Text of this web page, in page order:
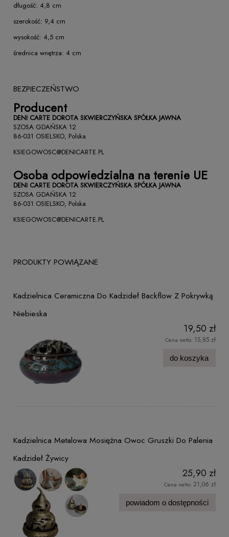
długość: 4,8 cm
szerokość: 9,4 cm
wysokość: 4,5 cm
średnica wnętrza: 4 cm
BEZPIECZEŃSTWO
Producent
DENI CARTE DOROTA SKWIERCZYŃSKA SPÓŁKA JAWNA
SZOSA GDAŃSKA 12
86-031 OSIELSKO, Polska
KSIEGOWOSC@DENICARTE.PL
Osoba odpowiedzialna na terenie UE
DENI CARTE DOROTA SKWIERCZYŃSKA SPÓŁKA JAWNA
SZOSA GDAŃSKA 12
86-031 OSIELSKO, Polska
KSIEGOWOSC@DENICARTE.PL
PRODUKTY POWIĄZANE
Kadzielnica Ceramiczna Do Kadzideł Backflow Z Pokrywką
Niebieska
19,50 zł
Cena netto: 15,85 zł
do koszyka
Kadzielnica Metalowa Mosiężna Owoc Gruszki Do Palenia
Kadzideł Żywicy
25,90 zł
Cena netto: 21,06 zł
powiadom o dostępności